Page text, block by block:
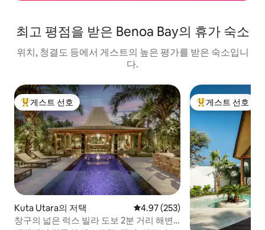
최고 평점을 받은 Benoa Bay의 휴가 숙소
위치, 청결도 등에서 게스트의 높은 평가를 받은 숙소입니
다.
상위 게스트 선호
게스트 선호
Kuta Utara의 저택 평점 4.97점(5점 만점), 후기 253
4.97 (253)
창구의 넓은 럭스 빌라 도보 2분 거리 해변
상위 게스트 선호
게스트 선호